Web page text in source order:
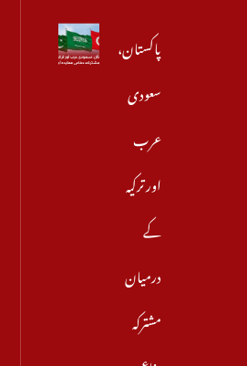
پاکستان،
سعودی
عرب
اور ترکیہ
کے
درمیان
مشترکہ